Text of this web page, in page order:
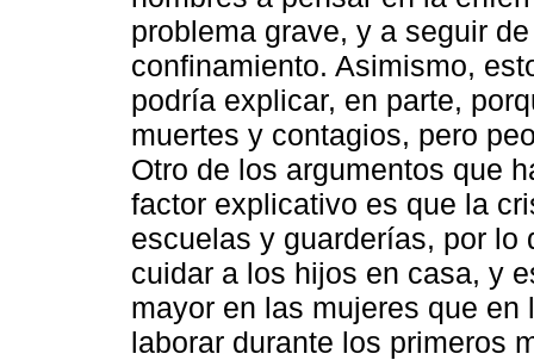
problema grave, y a seguir
confinamiento. Asimismo,
podría explicar, en parte,
muertes y contagios, pero
Otro de los argumentos que
factor explicativo es que la
escuelas y guarderías, por
cuidar a los hijos en casa, y
mayor en las mujeres que
laborar durante los primeros